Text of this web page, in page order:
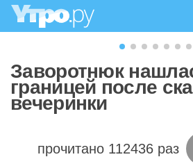
Заворотнюк
границей после
вечеринки
прочитано 112436 раз